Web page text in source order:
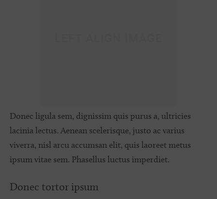
Donec ligula sem, dignissim quis purus a, ultricies
lacinia lectus. Aenean scelerisque, justo ac varius
viverra, nisl arcu accumsan elit, quis laoreet metus
ipsum vitae sem. Phasellus luctus imperdiet.
Donec tortor ipsum